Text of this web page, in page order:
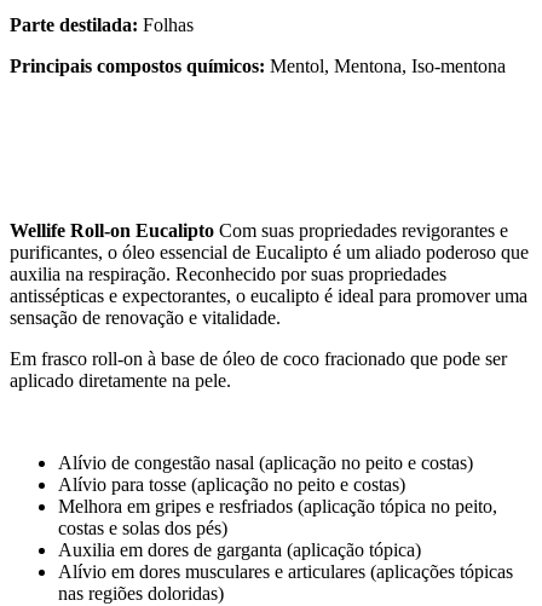
Parte destilada: Folhas
Principais compostos químicos: Mentol, Mentona, Iso-mentona
Wellife Roll-on Eucalipto Com suas propriedades revigorantes e
purificantes, o óleo essencial de Eucalipto é um aliado poderoso que
auxilia na respiração. Reconhecido por suas propriedades
antissépticas e expectorantes, o eucalipto é ideal para promover uma
sensação de renovação e vitalidade.
Em frasco roll-on à base de óleo de coco fracionado que pode ser
aplicado diretamente na pele.
Alívio de congestão nasal (aplicação no peito e costas)
Alívio para tosse (aplicação no peito e costas)
Melhora em gripes e resfriados (aplicação tópica no peito,
costas e solas dos pés)
Auxilia em dores de garganta (aplicação tópica)
Alívio em dores musculares e articulares (aplicações tópicas
nas regiões doloridas)